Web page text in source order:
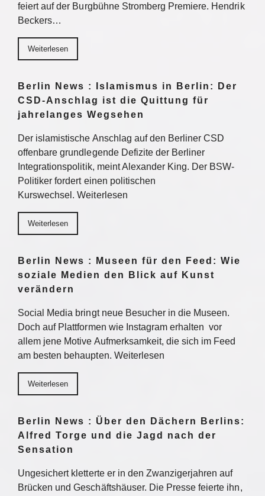
feiert auf der Burgbühne Stromberg Premiere. Hendrik
Beckers…
Weiterlesen
Berlin News : Islamismus in Berlin: Der
CSD-Anschlag ist die Quittung für
jahrelanges Wegsehen
Der islamistische Anschlag auf den Berliner CSD
offenbare grundlegende Defizite der Berliner
Integrationspolitik, meint Alexander King. Der BSW-
Politiker fordert einen politischen
Kurswechsel. Weiterlesen
Weiterlesen
Berlin News : Museen für den Feed: Wie
soziale Medien den Blick auf Kunst
verändern
Social Media bringt neue Besucher in die Museen.
Doch auf Plattformen wie Instagram erhalten vor
allem jene Motive Aufmerksamkeit, die sich im Feed
am besten behaupten. Weiterlesen
Weiterlesen
Berlin News : Über den Dächern Berlins:
Alfred Torge und die Jagd nach der
Sensation
Ungesichert kletterte er in den Zwanzigerjahren auf
Brücken und Geschäftshäuser. Die Presse feierte ihn,